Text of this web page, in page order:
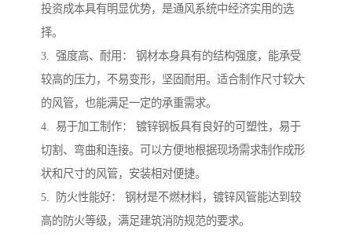
投资成本具有明显优势，是通风系统中经济实用的选
择。
3. 强度高、耐用： 钢材本身具有的结构强度，能承受
较高的压力，不易变形，坚固耐用。适合制作尺寸较大
的风管，也能满足一定的承重需求。
4. 易于加工制作： 镀锌钢板具有良好的可塑性，易于
切割、弯曲和连接。可以方便地根据现场需求制作成形
状和尺寸的风管，安装相对便捷。
5. 防火性能好： 钢材是不燃材料，镀锌风管能达到较
高的防火等级，满足建筑消防规范的要求。